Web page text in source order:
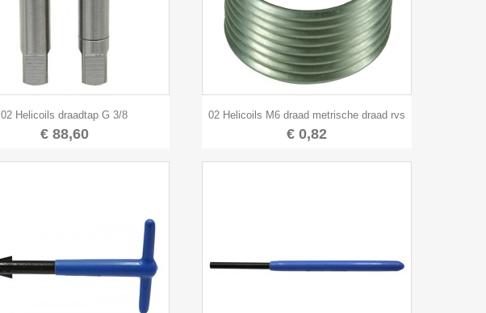
Snel bekijken
02 Helicoils draadtap G 3/8
€ 88,60
 Snel bekijken
02 Helicoils M6 draad metrische draad rvs
€ 0,82